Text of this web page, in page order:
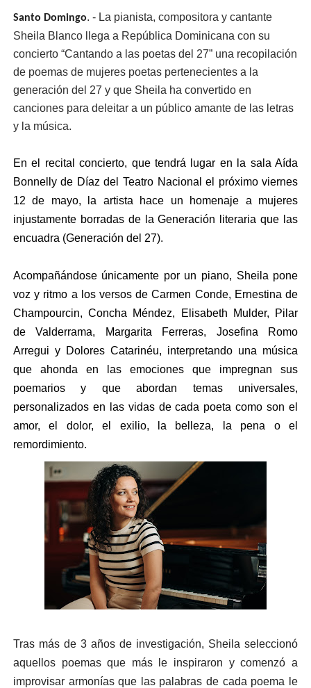
Santo Domingo. - La pianista, compositora y cantante
Sheila Blanco llega a República Dominicana con su
concierto “Cantando a las poetas del 27” una recopilación
de poemas de mujeres poetas pertenecientes a la
generación del 27 y que Sheila ha convertido en
canciones para deleitar a un público amante de las letras
y la música.
En el recital concierto, que tendrá lugar en la sala Aída
Bonnelly de Díaz del Teatro Nacional el próximo viernes
12 de mayo, la artista hace un homenaje a mujeres
injustamente borradas de la Generación literaria que las
encuadra (Generación del 27).
Acompañándose únicamente por un piano, Sheila pone
voz y ritmo a los versos de Carmen Conde, Ernestina de
Champourcin, Concha Méndez, Elisabeth Mulder, Pilar
de Valderrama, Margarita Ferreras, Josefina Romo
Arregui y Dolores Catarinéu, interpretando una música
que ahonda en las emociones que impregnan sus
poemarios y que abordan temas universales,
personalizados en las vidas de cada poeta como son el
amor, el dolor, el exilio, la belleza, la pena o el
remordimiento.
Tras más de 3 años de investigación, Sheila seleccionó
aquellos poemas que más le inspiraron y comenzó a
improvisar armonías que las palabras de cada poema le